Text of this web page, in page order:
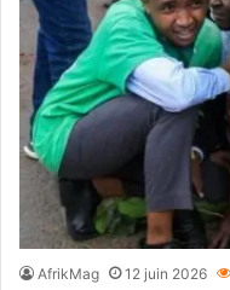
AfrikMag 12 juin 2026